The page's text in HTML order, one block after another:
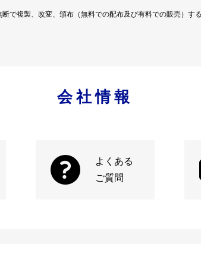
で複製、改変、頒布（無料での配布及び有料での販売）す
会社情報
よくある
ご質問